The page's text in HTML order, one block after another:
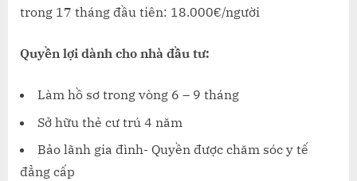
trong 17 tháng đầu tiên: 18.000€/người
Quyền lợi dành cho nhà đầu tư:
Làm hồ sơ trong vòng 6 – 9 tháng
Sở hữu thẻ cư trú 4 năm
Bảo lãnh gia đình- Quyền được chăm sóc y tế
đẳng cấp